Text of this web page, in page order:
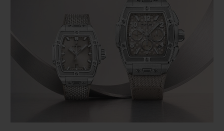
썸머 멀티 컬러 세라믹
빅뱅